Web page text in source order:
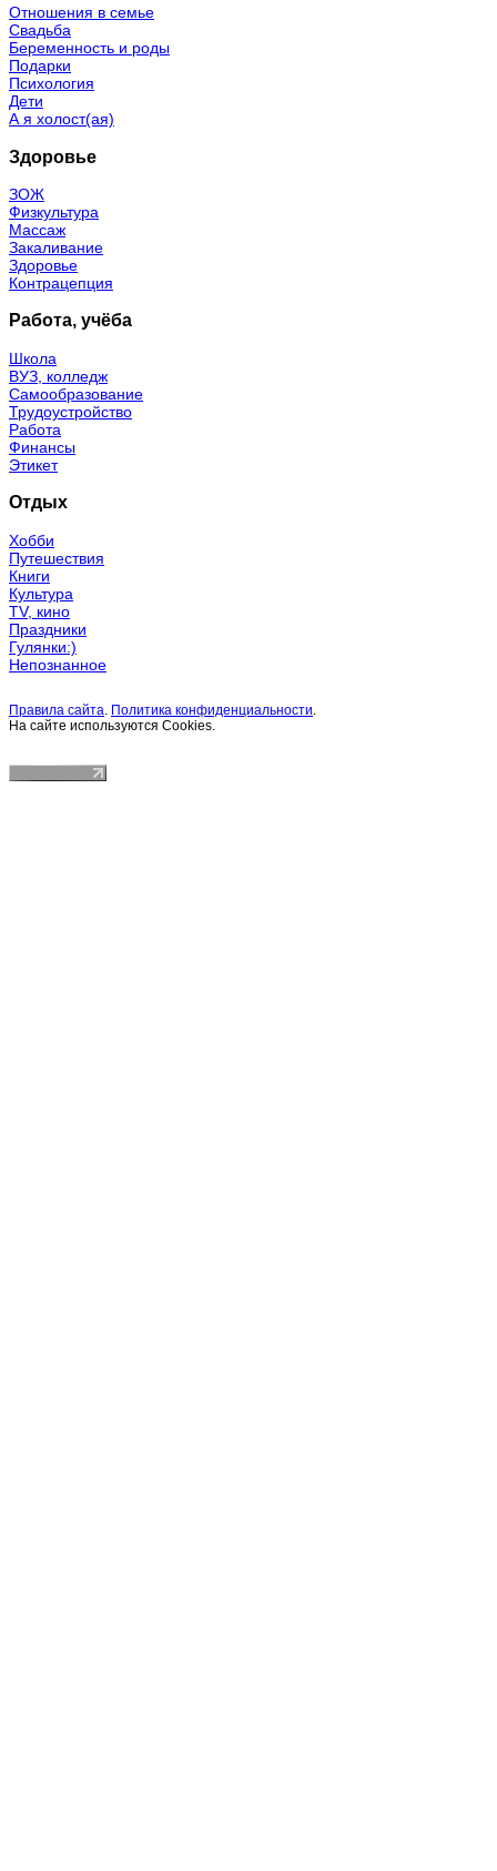
Отношения в семье
Свадьба
Беременность и роды
Подарки
Психология
Дети
А я холост(ая)
Здоровье
ЗОЖ
Физкультура
Массаж
Закаливание
Здоровье
Контрацепция
Работа, учёба
Школа
ВУЗ, колледж
Самообразование
Трудоустройство
Работа
Финансы
Этикет
Отдых
Хобби
Путешествия
Книги
Культура
TV, кино
Праздники
Гулянки:)
Непознанное
Правила сайта Политика конфиденциальности
На сайте используются Cookies.